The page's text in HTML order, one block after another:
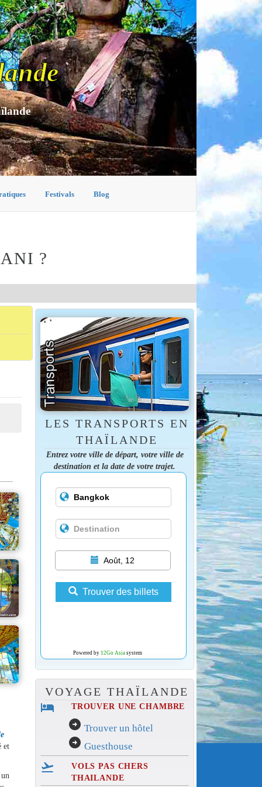
Festivals Blog
?
et
LES TRANSPORTS EN
THAÏLANDE
Entrez votre ville de départ, votre ville de
destination et la date de votre trajet.
Août, 12
Trouver des billets
Powered by 12Go Asiasystem
VOYAGE THAÏLANDE
hotel TROUVER UNE CHAMBRE
arrow_circle_right Trouver un hôtel
arrow_circle_right Guesthouse
flight_takeoff
VOLS PAS CHERS
THAILANDE